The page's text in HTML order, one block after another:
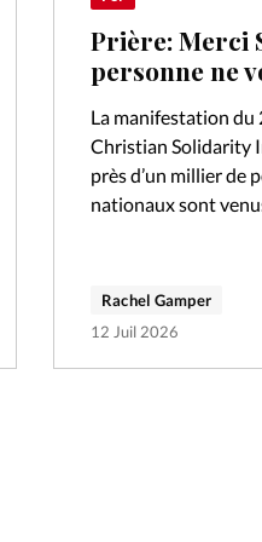
Prière: Merci
personne ne
La manifestation du
Christian Solidarity
près d’un millier de
nationaux sont
Rachel Gamper
12 Juil 2026